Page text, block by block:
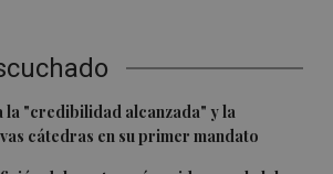
la "credibilidad alcanzada" y la
cátedras en su primer mandato